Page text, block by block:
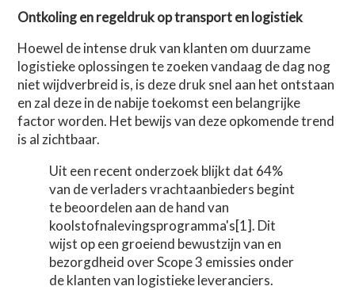
Ontkoling en regeldruk op transport en logistiek
Hoewel de intense druk van klanten om duurzame
logistieke oplossingen te zoeken vandaag de dag nog
niet wijdverbreid is, is deze druk snel aan het ontstaan
en zal deze in de nabije toekomst een belangrijke
factor worden. Het bewijs van deze opkomende trend
is al zichtbaar.
Uit een recent onderzoek blijkt dat 64%
van de verladers vrachtaanbieders begint
te beoordelen aan de hand van
koolstofnalevingsprogramma's[1]. Dit
wijst op een groeiend bewustzijn van en
bezorgdheid over Scope 3 emissies onder
de klanten van logistieke leveranciers.